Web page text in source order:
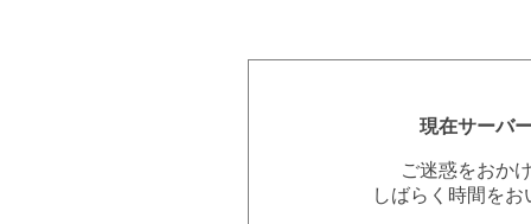
現在サーバ
ご迷惑をおか
しばらく時間を